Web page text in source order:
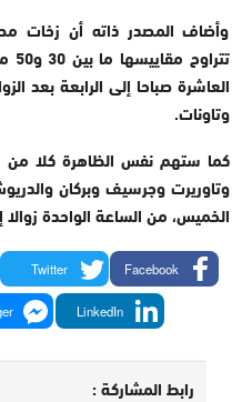
وأضاف المصدر ذاته أن زخات
العاشرة صباحا إلى الرابعة بعد
وتاونات.
كما ستهم نفس الظاهرة كلا من
وتاوريرت وجرسيف وبركان
الخميس، من الساعة الواحدة
Facebook
Twitter
LinkedIn
رابط المشاركة :